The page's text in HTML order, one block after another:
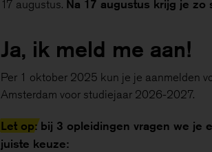
17 augustus. Na 17 augustus krijg je
Ja, ik meld me aan!
Per 1 oktober 2025 kun je je aanmelden
Amsterdam voor studiejaar 2026-2027.
Let op: bij 3 opleidingen vragen we je
juiste keuze: